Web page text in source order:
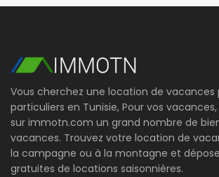
Vous cherchez une location de vacances
particuliers en Tunisie, Pour vos
sur immotn.com un grand nombre de
vacances. Trouvez votre location de
la campagne ou à la montagne et
gratuites de locations saisonnières.